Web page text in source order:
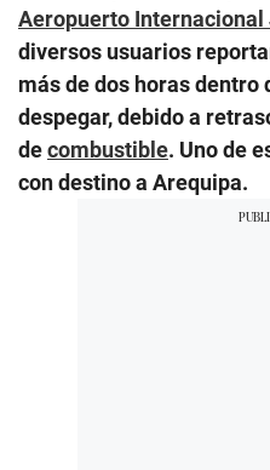
Aeropuerto Internacional
diversos usuarios
más de dos horas dentro
despegar, debido a
decombustible. Uno de
con destino a Arequipa.